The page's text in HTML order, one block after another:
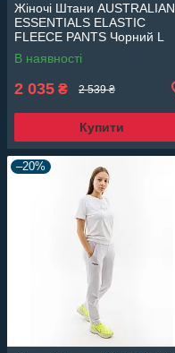
Жіночі Штани AUSTRALIAN
ESSENTIALS ELASTIC
FLEECE PANTS Чорний L
(7dLSDPA0003-003 L)
В наявності
2 035 ₴ 2 539 ₴
Купити
–20%